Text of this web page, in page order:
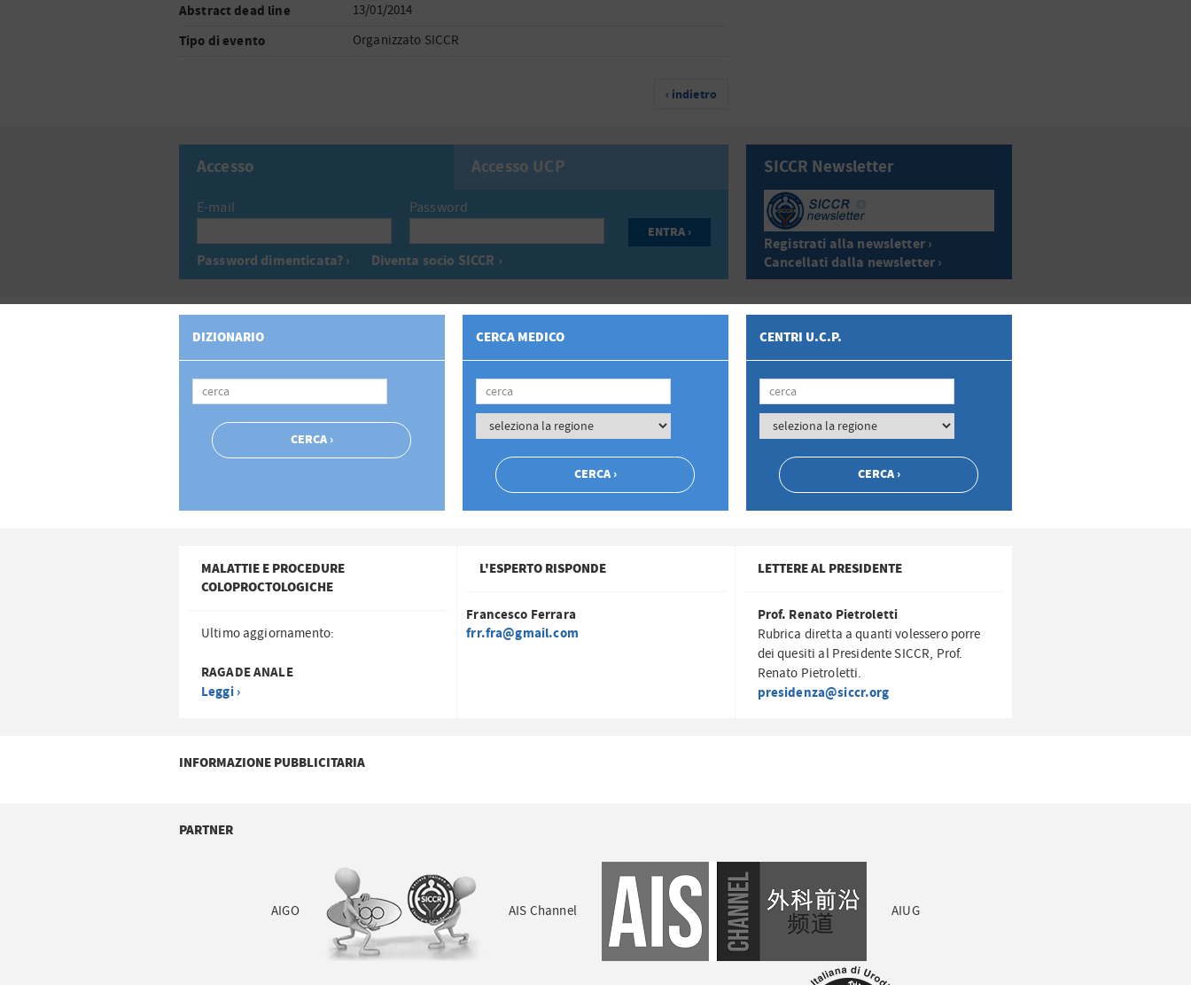
Abstract dead line
13/01/2014
Tipo di evento Organizzato SICCR
‹ indietro
Accesso Accesso UCP
E-mail Password
Password dimenticata? › Diventa socio SICCR ›
SICCR Newsletter
Registrati alla newsletter ›
Cancellati dalla newsletter ›
DIZIONARIO CERCA MEDICO CENTRI U.C.P.
MALATTIE E PROCEDURE
COLOPROCTOLOGICHE
Ultimo aggiornamento:
RAGADE ANALE
Leggi ›
L'ESPERTO RISPONDE
Francesco Ferrara
frr.fra@gmail.com
LETTERE AL PRESIDENTE
Prof. Renato Pietroletti
Rubrica diretta a quanti volessero porre
dei quesiti al Presidente SICCR, Prof.
Renato Pietroletti.
presidenza@siccr.org
INFORMAZIONE PUBBLICITARIA
PARTNER
AIGO AIS Channel AIUG